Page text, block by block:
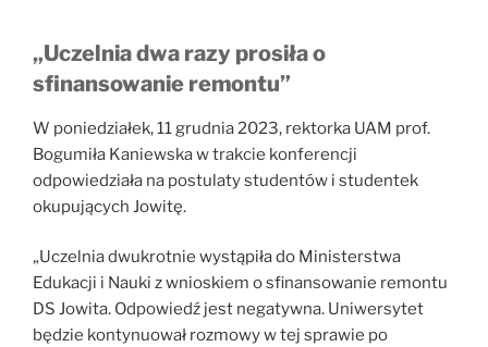
„Uczelnia dwa razy prosiła o
sfinansowanie remontu”
W poniedziałek, 11 grudnia 2023, rektorka UAM prof.
Bogumiła Kaniewska w trakcie konferencji
odpowiedziała na postulaty studentów i studentek
okupujących Jowitę.
„Uczelnia dwukrotnie wystąpiła do Ministerstwa
Edukacji i Nauki z wnioskiem o sfinansowanie remontu
DS Jowita. Odpowiedź jest negatywna. Uniwersytet
będzie kontynuował rozmowy w tej sprawie po